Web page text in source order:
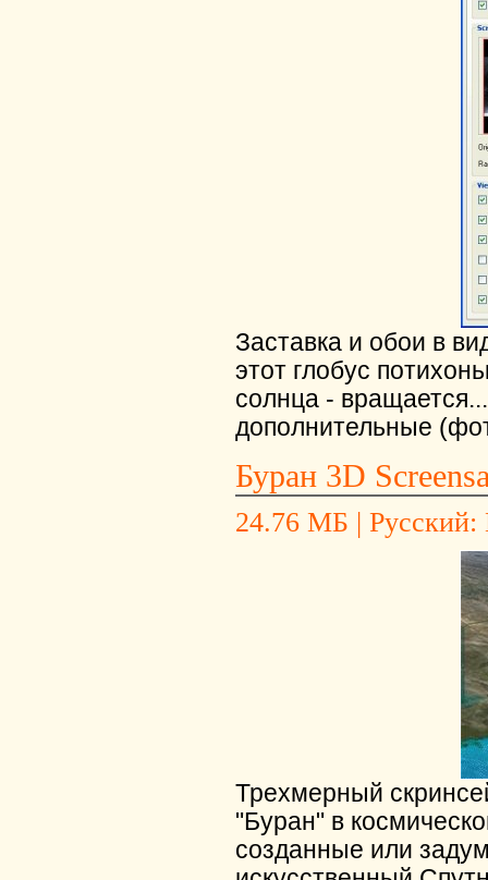
Заставка и обои в
этот глобус
солнца -
дополнительные
Буран 3D
24.76 МБ | Русский:
Трехмерный
"Буран" в
созданные или